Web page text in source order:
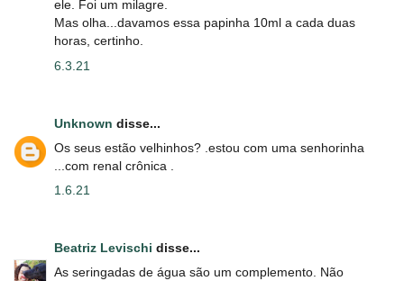
ele. Foi um milagre.
Mas olha...davamos essa papinha 10ml a cada duas
horas, certinho.
6.3.21
Unknown disse...
Os seus estão velhinhos? .estou com uma senhorinha
...com renal crônica .
1.6.21
Beatriz Levischi disse...
As seringadas de água são um complemento. Não